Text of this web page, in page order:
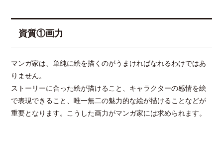
資質①画力
マンガ家は、単純に絵を描くのがうまければなれるわけではあ
りません。
ストーリーに合った絵が描けること、キャラクターの感情を絵
で表現できること、唯一無二の魅力的な絵が描けることなどが
重要となります。こうした画力がマンガ家には求められます。